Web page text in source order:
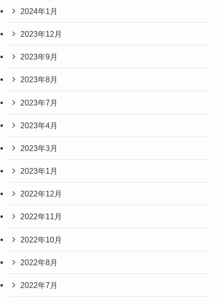
2024年1月
2023年12月
2023年9月
2023年8月
2023年7月
2023年4月
2023年3月
2023年1月
2022年12月
2022年11月
2022年10月
2022年8月
2022年7月